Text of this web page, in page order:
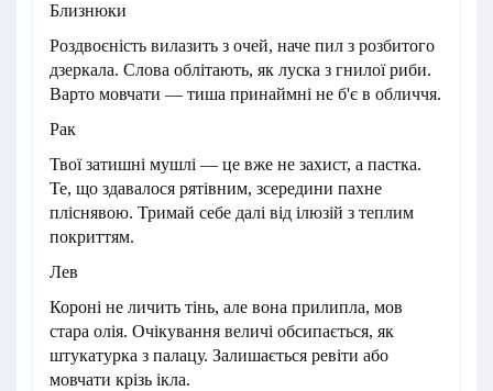
Близнюки
Роздвоєність вилазить з очей, наче пил з розбитого
дзеркала. Слова облітають, як луска з гнилої риби.
Варто мовчати — тиша принаймні не б'є в обличчя.
Рак
Твої затишні мушлі — це вже не захист, а пастка.
Те, що здавалося рятівним, зсередини пахне
пліснявою. Тримай себе далі від ілюзій з теплим
покриттям.
Лев
Короні не личить тінь, але вона прилипла, мов
стара олія. Очікування величі обсипається, як
штукатурка з палацу. Залишається ревіти або
мовчати крізь ікла.